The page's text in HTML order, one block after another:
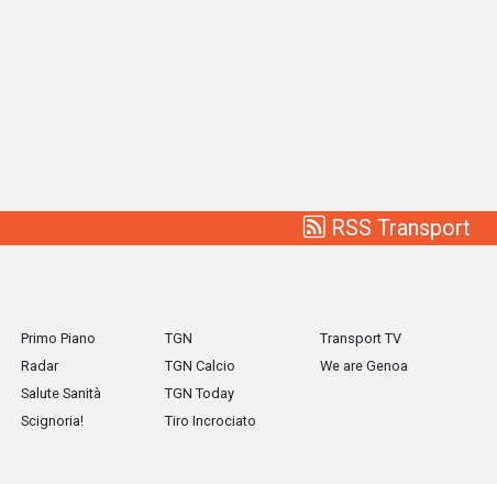
RSS Transport
Primo Piano
Radar
Salute Sanità
Scignoria!
TGN
TGN Calcio
TGN Today
Tiro Incrociato
Transport TV
We are Genoa